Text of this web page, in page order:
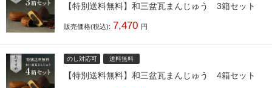
【特別送料無料】和三盆瓦まんじゅう 3箱セット
販売価格(税込): 7,470 円
のし対応可 送料無料
【特別送料無料】和三盆瓦まんじゅう 4箱セット